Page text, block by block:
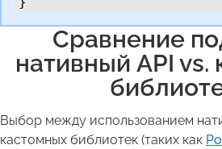
Сравнение
нативный API
Выбор между использованием
кастомных библиотек (таких как